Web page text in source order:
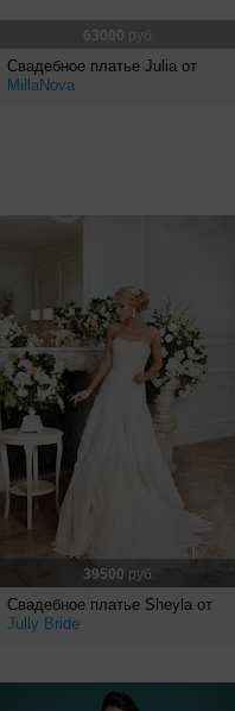
63000 руб.
Свадебное платье Julia от
MillaNova
39500 руб.
Свадебное платье Sheyla от
Jully Bride